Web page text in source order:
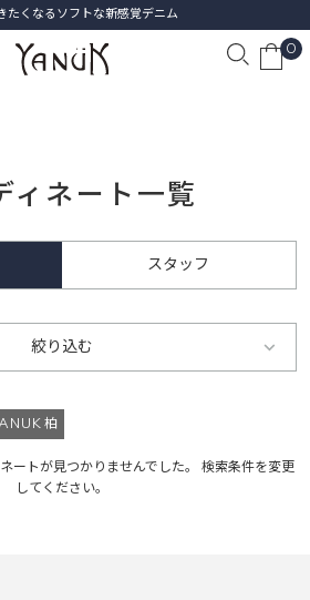
たくなるソフトな新感覚デニム
0
ィネート一覧
スタッフ
絞り込む
柏
ートが見つかりませんでした。 検索条件を変更
してください。